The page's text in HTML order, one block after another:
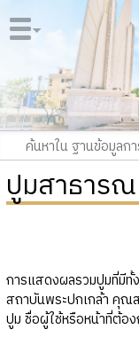
ปูมสาธาร
การแสดงผลรวมปูมที่มีทั้
สถาบันพระปกเกล้า คุณส
ปูม ชื่อผู้ใช้หรือหน้าที่ต้อ